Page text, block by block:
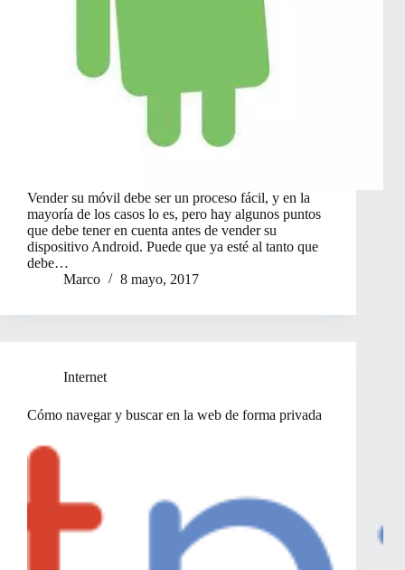
Vender su móvil debe ser un proceso fácil, y en la
mayoría de los casos lo es, pero hay algunos puntos
que debe tener en cuenta antes de vender su
dispositivo Android. Puede que ya esté al tanto que
debe…
Marco
8 mayo, 2017
Internet
Cómo navegar y buscar en la web de forma privada